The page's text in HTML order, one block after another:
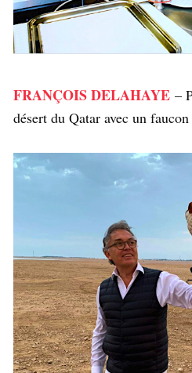
FRANÇOIS DELAHAYE –
désert du Qatar avec un